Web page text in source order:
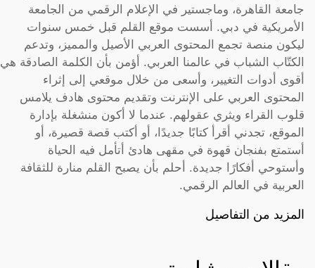
جامعة القاهرة، وماجستير في الإعلام الرقمي من الجامعة
الأمريكية في دبي. أسست موقع القلم قبل خمس سنوات
ليكون منصة تجمع المحتوى العربي الأصيل والمميز، وتدعم
الكتّاب الشباب في عالمنا العربي. أؤمن بأن الكلمة الصادقة هي
أقوى أدوات التغيير، وأسعى من خلال موقعي إلى إثراء
المحتوى العربي على الإنترنت وتقديم محتوى هادف يلامس
قلوب القراء ويثري عقولهم. عندما لا أكون منشغلة بإدارة
الموقع، تجدني أقرأ كتابًا جديدًا، أو أكتب قصة قصيرة، أو
أستمتع بفنجان قهوة في مقهى هادئ أتأمل فيه الحياة
وأستوحي أفكارًا جديدة. أحلم بأن يصبح القلم منارة للثقافة
العربية في العالم الرقمي.
المزيد من التفاصيل